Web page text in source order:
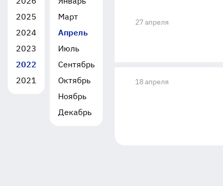
2025
2024
2023
2022
2021
Март
Апрель
Июль
Сентябрь
Октябрь
Ноябрь
Декабрь
27 апреля
18 апреля